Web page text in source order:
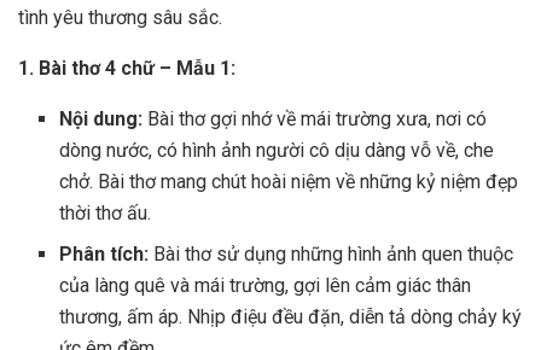
tình yêu thương sâu sắc.
1. Bài thơ 4 chữ – Mẫu 1:
Nội dung: Bài thơ gợi nhớ về mái trường xưa, nơi có
dòng nước, có hình ảnh người cô dịu dàng vỗ về, che
chở. Bài thơ mang chút hoài niệm về những kỷ niệm đẹp
thời thơ ấu.
Phân tích: Bài thơ sử dụng những hình ảnh quen thuộc
của làng quê và mái trường, gợi lên cảm giác thân
thương, ấm áp. Nhịp điệu đều đặn, diễn tả dòng chảy ký